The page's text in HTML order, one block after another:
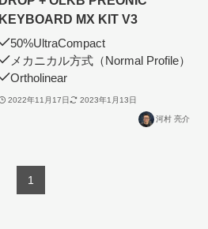
KEYBOARD MX KIT V3
50%UltraCompact
メカニカル方式（Normal Profile）
Ortholinear
2022年11月17日 2023年1月13日
河村 亮介
1